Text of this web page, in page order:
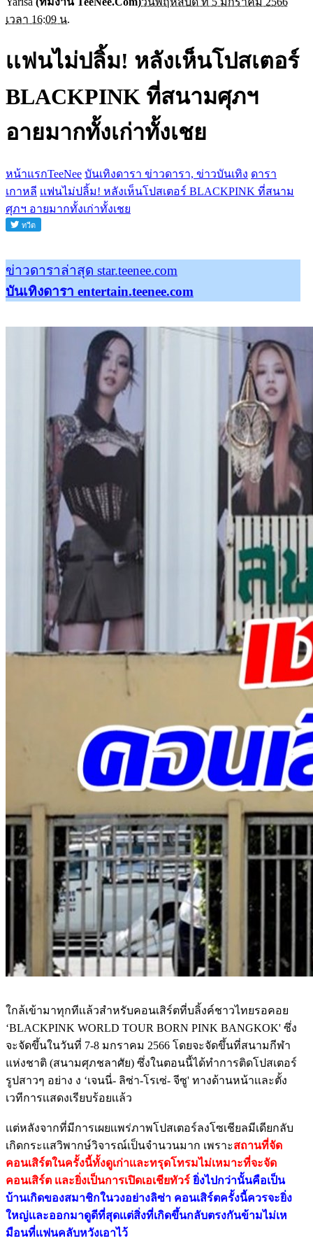
เวลา 16:09 น.
เเฟนไม่ปลิ้ม! หลังเห็นโปสเตอร์
BLACKPINK ที่สนามศุภฯ
อายมากทั้งเก่าทั้งเชย
หน้าแรกTeeNee บันเทิงดารา ข่าวดารา, ข่าวบันเทิง ดารา
เกาหลี เเฟนไม่ปลิ้ม! หลังเห็นโปสเตอร์ BLACKPINK ที่สนาม
ศุภฯ อายมากทั้งเก่าทั้งเชย
ข่าวดาราล่าสุด star.teenee.com
บันเทิงดารา entertain.teenee.com
ใกล้เข้ามาทุกทีเเล้วสำหรับคอนเสิร์ตที่บลิ้งค์ชาวไทยรอคอย
‘BLACKPINK WORLD TOUR BORN PINK BANGKOK' ซึ่ง
จะจัดขึ้นในวันที่ 7-8 มกราคม 2566 โดยจะจัดขึ้นที่สนามกีฬา
แห่งชาติ (สนามศุภชลาศัย) ซึ่งในตอนนี้ได้ทำการติดโปสเตอร์
รูปสาวๆ อย่าง ง ‘เจนนี่- ลิซ่า-โรเซ่- จีซู' ทางด้านหน้าเเละตั้ง
เวทีการเเสดงเรียบร้อยเเล้ว
เเต่หลังจากที่มีการเผยเเพร่ภาพโปสเตอร์ลงโซเชียลมีเดียกลับ
เกิดกระเเสวิพากษ์วิจารณ์เป็นจำนวนมาก เพราะสถานที่จัด
คอนเสิร์ตในครั้งนี้ทั้งดูเก่าเเละทรุดโทรมไม่เหมาะที่จะจัด
คอนเสิร์ต เเละยิ่งเป็นการเปิดเอเชียทัวร์ ยิ่งไปกว่านั้นคือเป็น
บ้านเกิดของสมาชิกในวงอย่างลิซ่า คอนเสิร์ตครั้งนี้ควรจะยิ่ง
ใหญ่เเละออกมาดูดีที่สุดเเต่สิ่งที่เกิดขึ้นกลับตรงกันข้ามไม่เห
มือนที่เเฟนคลับหวังเอาไว้